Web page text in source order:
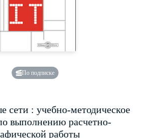
По подписке
сети : учебно-методическое
выполнению расчетно-
работы